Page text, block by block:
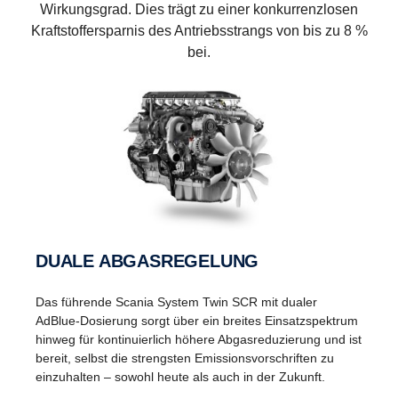
Wirkungsgrad. Dies trägt zu einer konkurrenzlosen
Kraftstoffersparnis des Antriebsstrangs von bis zu 8 %
bei.
DUALE ABGASREGELUNG
Das führende Scania System Twin SCR mit dualer
AdBlue-Dosierung sorgt über ein breites Einsatzspektrum
hinweg für kontinuierlich höhere Abgasreduzierung und ist
bereit, selbst die strengsten Emissionsvorschriften zu
einzuhalten – sowohl heute als auch in der Zukunft.